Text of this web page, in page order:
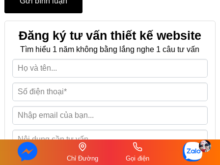
Đăng ký tư vấn thiết kế website
Tìm hiểu 1 năm không bằng lắng nghe 1 câu tư vấn
Chỉ Đường Gọi điện